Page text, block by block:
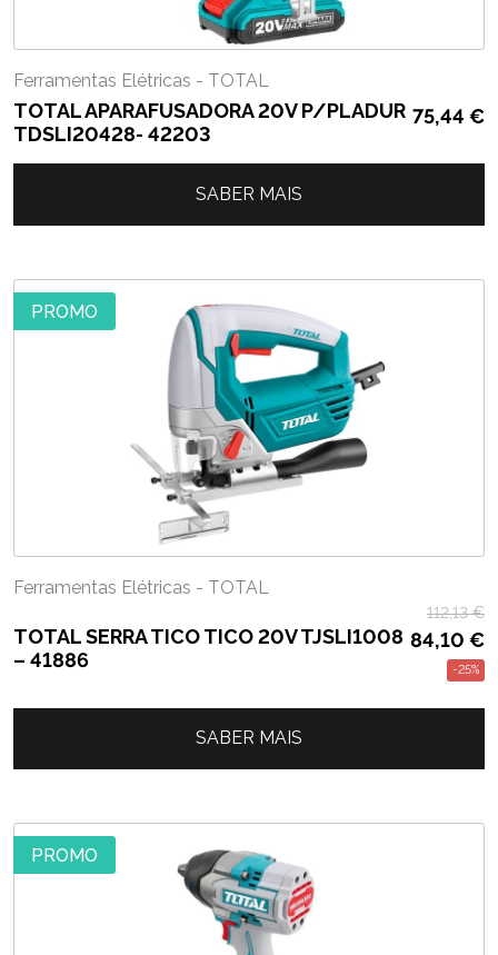
Ferramentas Elétricas - TOTAL
TOTAL APARAFUSADORA 20V P/PLADUR
TDSLI20428- 42203
75,44 €
SABER MAIS
PROMO
Ferramentas Elétricas - TOTAL
TOTAL SERRA TICO TICO 20V TJSLI1008
– 41886
112,13€
84,10 €
-25%
SABER MAIS
PROMO